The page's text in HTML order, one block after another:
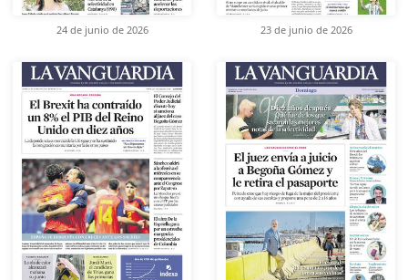
24 de junio de 2026 23 de junio de 2026